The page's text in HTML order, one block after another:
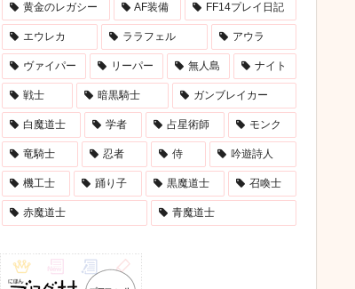
黄金のレガシー AF装備 FF14プレイ日記
エウレカ ララフェル アウラ
ヴァイパー リーパー 無人島 ナイト
戦士 暗黒騎士 ガンブレイカー
白魔道士 学者 占星術師 モンク
竜騎士 忍者 侍 吟遊詩人
機工士 踊り子 黒魔道士 召喚士
赤魔道士 青魔道士